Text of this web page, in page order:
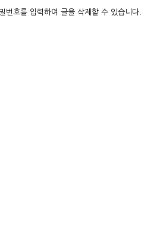
번호를 입력하여 글을 삭제할 수 있습니다.